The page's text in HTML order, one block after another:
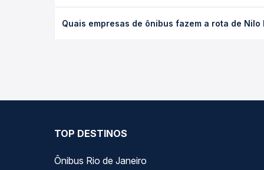
e a antecedência da compra. Na Quero
Quais empresas de ônibus fazem a rota de Nilo
TOP DESTINOS
Ônibus Rio de Janeiro